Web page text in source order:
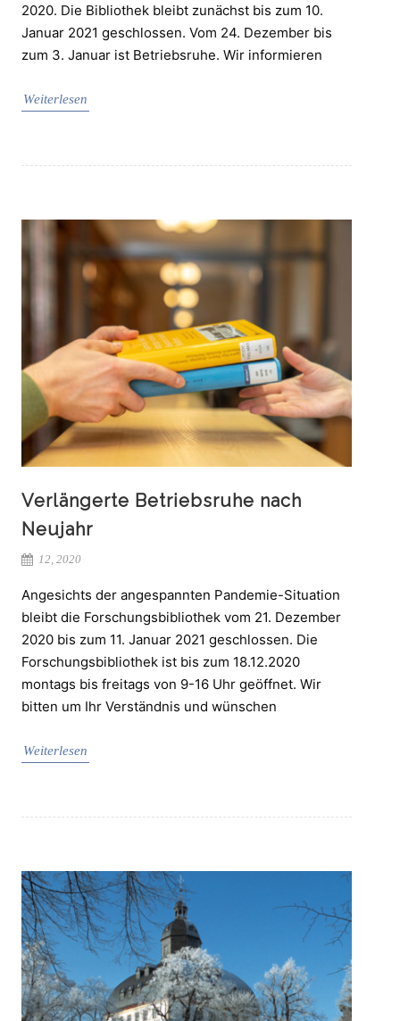
2020. Die Bibliothek bleibt zunächst bis zum 10.
Januar 2021 geschlossen. Vom 24. Dezember bis
zum 3. Januar ist Betriebsruhe. Wir informieren
Weiterlesen
Verlängerte Betriebsruhe nach
Neujahr
12, 2020
Angesichts der angespannten Pandemie-Situation
bleibt die Forschungsbibliothek vom 21. Dezember
2020 bis zum 11. Januar 2021 geschlossen. Die
Forschungsbibliothek ist bis zum 18.12.2020
montags bis freitags von 9-16 Uhr geöffnet. Wir
bitten um Ihr Verständnis und wünschen
Weiterlesen